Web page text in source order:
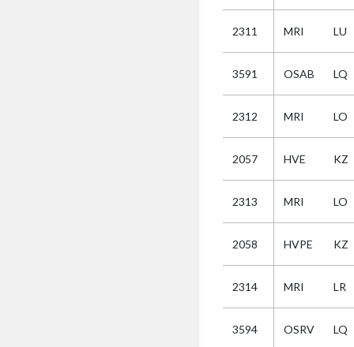
2311 MRI LU
3591 OSAB LQ
2312 MRI LO
2057 HVE KZ
2313 MRI LO
2058 HVPE KZ
2314 MRI LR
3594 OSRV LQ